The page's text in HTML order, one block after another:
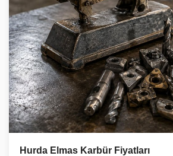
Hurda Elmas Karbür Fiyatları